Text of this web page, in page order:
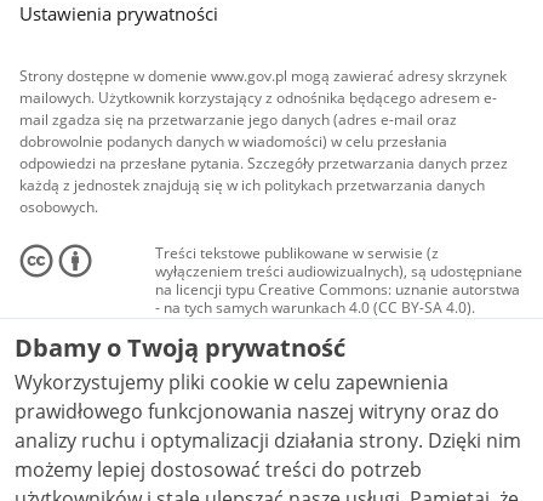
Ustawienia prywatności
Strony dostępne w domenie www.gov.pl mogą zawierać adresy skrzynek
mailowych. Użytkownik korzystający z odnośnika będącego adresem e-
mail zgadza się na przetwarzanie jego danych (adres e-mail oraz
dobrowolnie podanych danych w wiadomości) w celu przesłania
odpowiedzi na przesłane pytania. Szczegóły przetwarzania danych przez
każdą z jednostek znajdują się w ich politykach przetwarzania danych
osobowych.
Treści tekstowe publikowane w serwisie (z
wyłączeniem treści audiowizualnych), są udostępniane
na licencji typu Creative Commons: uznanie autorstwa
- na tych samych warunkach 4.0 (CC BY-SA 4.0).
Materiały audiowizualne, w tym zdjęcia, materiały
audio i wideo, są udostępniane na licencji typu
Creative Commons: uznanie autorstwa użycie
niekomercyjne - bez utworów zależnych 4.0 (CC BY-
NC-ND 4.0), o ile nie jest to stwierdzone inaczej.
Dbamy o Twoją prywatność
Wykorzystujemy pliki cookie w celu zapewnienia
prawidłowego funkcjonowania naszej witryny oraz do
analizy ruchu i optymalizacji działania strony. Dzięki nim
możemy lepiej dostosować treści do potrzeb